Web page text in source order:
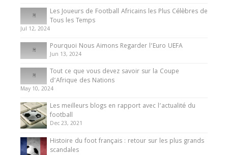
Les Joueurs de Football Africains les Plus Célèbres de
Tous les Temps
Jul 12, 2024
Pourquoi Nous Aimons Regarder l’Euro UEFA
Jun 13, 2024
Tout ce que vous devez savoir sur la Coupe
d’Afrique des Nations
May 10, 2024
Les meilleurs blogs en rapport avec l’actualité du
football
Dec 23, 2021
Histoire du foot français : retour sur les plus grands
scandales